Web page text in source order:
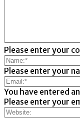
Please enter your
Please enter your
You have entered
Please enter your